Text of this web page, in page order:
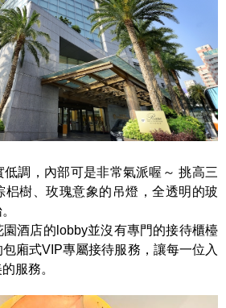
調，內部可是非常氣派喔～ 挑高三
梠樹、玫瑰意象的吊燈，全透明的玻
酒店的lobby並沒有專門的接待櫃檯
廂式VIP專屬接待服務，讓每一位入
服務。